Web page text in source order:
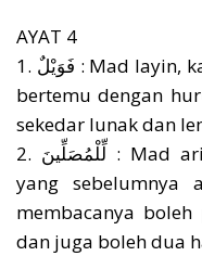
AYAT 4
1. فَوَيْلٌ : Mad layin, karena ada tanda baca fatkkhah
bertemu dengan
sekedar lunak dan
2. لِّلْمُصَلِّينَ : Mad arid lisukun, karena ada waqaf
yang sebelumnya
membacanya
dan juga boleh dua